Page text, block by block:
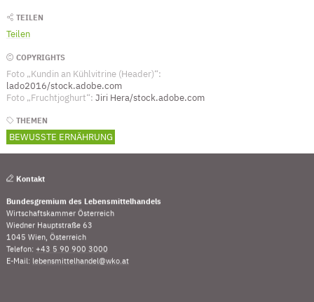
TEILEN
Teilen
COPYRIGHTS
Foto „Kundin an Kühlvitrine (Header)“:
lado2016/stock.adobe.com
Foto „Fruchtjoghurt“: Jiri Hera/stock.adobe.com
THEMEN
BEWUSSTE ERNÄHRUNG
Kontakt
Bundesgremium des Lebensmittelhandels
Wirtschaftskammer Österreich
Wiedner Hauptstraße 63
1045 Wien, Österreich
Telefon: +43 5 90 900 3000
E-Mail: lebensmittelhandel@wko.at